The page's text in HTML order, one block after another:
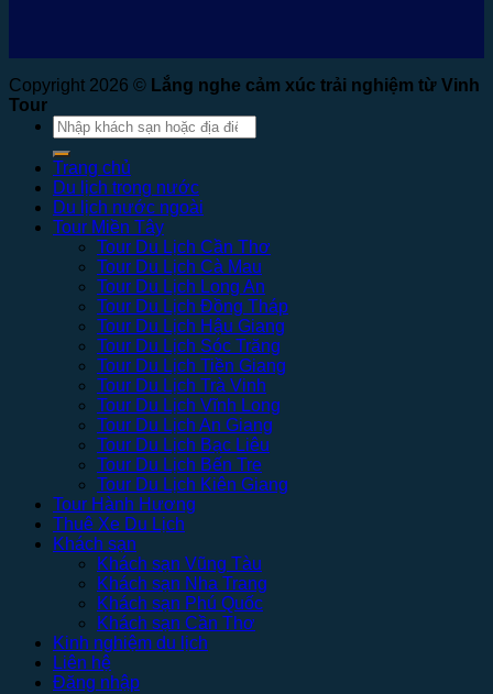
Copyright 2026 © Lắng nghe cảm xúc trải nghiệm từ Vinh
Tour
Tìm
kiếm:
Trang chủ
Du lịch trong nước
Du lịch nước ngoài
Tour Miền Tây
Tour Du Lịch Cần Thơ
Tour Du Lịch Cà Mau
Tour Du Lịch Long An
Tour Du Lịch Đồng Tháp
Tour Du Lịch Hậu Giang
Tour Du Lịch Sóc Trăng
Tour Du Lịch Tiền Giang
Tour Du Lịch Trà Vinh
Tour Du Lịch Vĩnh Long
Tour Du Lịch An Giang
Tour Du Lịch Bạc Liêu
Tour Du Lịch Bến Tre
Tour Du Lịch Kiên Giang
Tour Hành Hương
Thuê Xe Du Lịch
Khách sạn
Khách sạn Vũng Tàu
Khách sạn Nha Trang
Khách sạn Phú Quốc
Khách sạn Cần Thơ
Kinh nghiệm du lịch
Liên hệ
Đăng nhập